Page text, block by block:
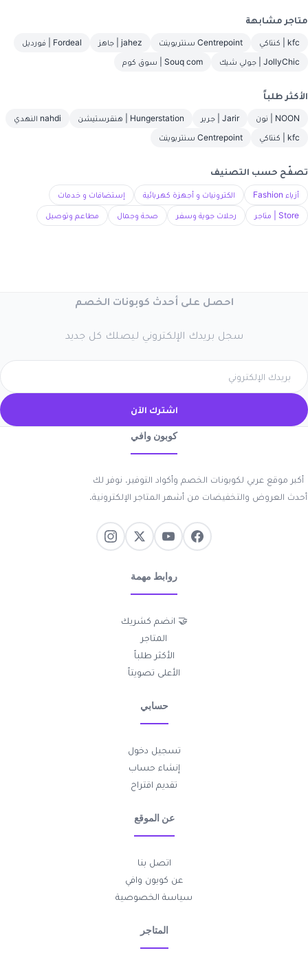
متاجر مشابهة
kfc | كنتاكي Centrepoint سنتربوينت jahez | جاهز
Fordeal | فورديل
JollyChic | جولي شيك
Souq com | سوق كوم
الأكثر طلباً
NOON | نون Jarir | جرير Hungerstation | هنقرستيشن
nahdi النهدي
kfc | كنتاكي
Centrepoint سنتربوينت
تصفّح حسب التصنيف
أزياء Fashion الكترونيات و أجهزة كهربائية
إستضافات و خدمات
Store | متاجر
رحلات جوية وسفر صحة وجمال مطاعم وتوصيل
احصل على أحدث كوبونات الخصم
سجل بريدك الإلكتروني ليصلك كل جديد
اشترك الآن
كوبون وافي
أكبر موقع عربي لكوبونات الخصم وأكواد التوفير. نوفر لك
أحدث العروض والتخفيضات من أشهر المتاجر الإلكترونية.
روابط مهمة
🤝 انضم كشريك
المتاجر
الأكثر طلباً
الأعلى تصويتاً
حسابي
تسجيل دخول
إنشاء حساب
تقديم اقتراح
عن الموقع
اتصل بنا
عن كوبون وافي
سياسة الخصوصية
المتاجر